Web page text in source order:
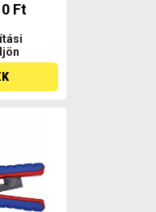
Ft